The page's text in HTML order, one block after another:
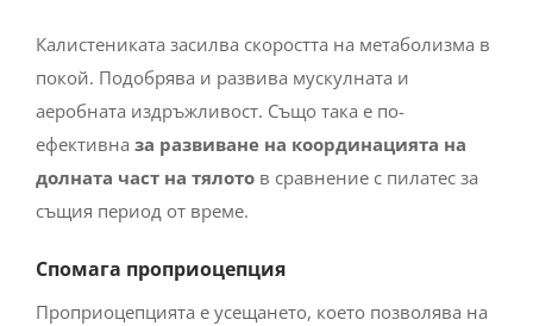
Калистениката засилва скоростта на метаболизма в
покой. Подобрява и развива мускулната и
аеробната издръжливост. Също така е по-
ефективна за развиване на координацията на
долната част на тялотов сравнение с пилатес за
същия период от време.
Спомага проприоцепция
Проприоцепцията е усещането, което позволява на